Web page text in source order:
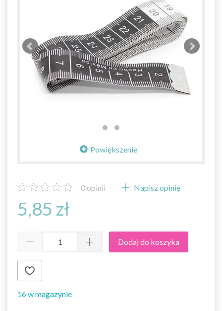
Powiększenie
0 opinii Napisz opinię
5,85 zł
Dodaj do koszyka
16 w magazynie